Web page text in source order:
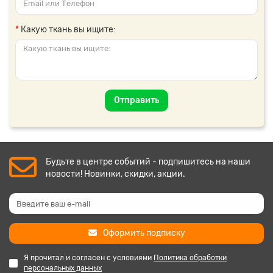
Какую ткань вы ищите:
Отправить
Будьте в центре событий - подпишитесь на наши
новости! Новинки, скидки, акции.
Оформить подписку
Я прочитал и согласен с условиями Политика обработки
персональных данных